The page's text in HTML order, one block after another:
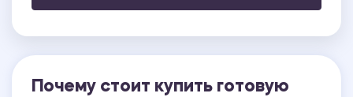
Почему стоит купить готовую